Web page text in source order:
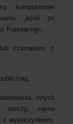
komputerowe
jeżeli po
Kupującego,
czasopism, z
innych
rzeczy, najmu
z wypoczynkiem,